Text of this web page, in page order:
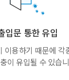
입문 통한 유입
이용하기 때문에 각
이 유입될 수 있습